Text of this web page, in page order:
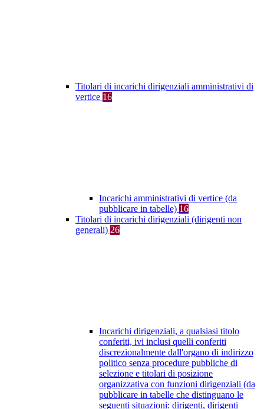
Titolari di incarichi dirigenziali amministrativi di
vertice 16
Incarichi amministrativi di vertice (da
pubblicare in tabelle) 16
Titolari di incarichi dirigenziali (dirigenti non
generali) 26
Incarichi dirigenziali, a qualsiasi titolo
conferiti, ivi inclusi quelli conferiti
discrezionalmente dall'organo di indirizzo
politico senza procedure pubbliche di
selezione e titolari di posizione
organizzativa con funzioni dirigenziali (da
pubblicare in tabelle che distinguano le
seguenti situazioni: dirigenti, dirigenti